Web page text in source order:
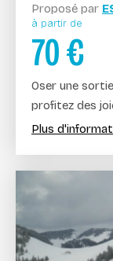
Proposé par
à partir de
70€
Oser une
profitez des
Plus